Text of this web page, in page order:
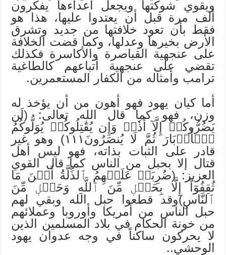
ويقوي شوكتها ويجعل أعداءها يفكرون
ألف مرة قبل أن يعتدوا عليها، هذا هو
فقط بأن تعود خلافتها من جديد وتشرق
الأرض بخيرها وعدلها، وكما قضت الخلافة
على عنجهية القياصرة والأكاسرة فكذلك
تقضي على عنجهية أتباعهم كالطاغية
ترامب وأمثاله من الكفار المستعمرين.
أما كيان يهود فهو أهون من أن يؤخذ له
وزن، فهو كما قال الله تعالى: (لَن
يَضُرُّوكُمۡ إِلَّآ أَذٗىۖ وَإِن يُقَٰتِلُوكُمۡ يُوَلُّوكُمُ
ٱلۡأَدۡبَارَ ثُمَّ لَا يُنصَرُونَ١١١) وهو غير
قادر على الثبات بذاته، فهو ليس أهل
قتال إلا بحبل من الناس كما قال القوي
العزيز: (ضُرِبَتۡ عَلَيۡهِمُ ٱلذِّلَّةُ أَيۡنَ مَا
ثُقِفُوٓاْ إِلَّا بِحَبۡلٖ مِّنَ ٱللَّهِ وَحَبۡلٖ مِّنَ
ٱلنَّاسِ)وقد قطعوا حبل الله وبقي لهم
حبل الناس من أمريكا وأوروبا وعملائهم
من خونة الحكام في بلاد المسلمين الذين
لا يحركون ساكناً في وجه عدوان يهود
الوحشي..